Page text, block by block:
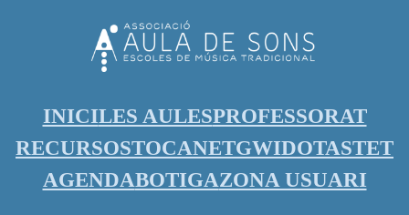
INICILES AULESPROFESSORAT
RECURSOSTOCANETGWIDOTASTET
AGENDABOTIGAZONA USUARI